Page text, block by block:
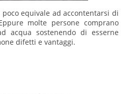
equivale ad accontentarsi di
molte persone comprano
acqua sostenendo di esserne
difetti e vantaggi.